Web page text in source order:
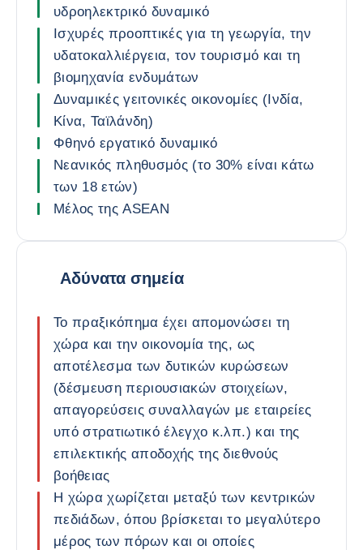
υδροηλεκτρικό δυναμικό
Ισχυρές προοπτικές για τη γεωργία, την
υδατοκαλλιέργεια, τον τουρισμό και τη
βιομηχανία ενδυμάτων
Δυναμικές γειτονικές οικονομίες (Ινδία,
Κίνα, Ταϊλάνδη)
Φθηνό εργατικό δυναμικό
Νεανικός πληθυσμός (το 30% είναι κάτω
των 18 ετών)
Μέλος της ASEAN
Αδύνατα σημεία
Το πραξικόπημα έχει απομονώσει τη
χώρα και την οικονομία της, ως
αποτέλεσμα των δυτικών κυρώσεων
(δέσμευση περιουσιακών στοιχείων,
απαγορεύσεις συναλλαγών με εταιρείες
υπό στρατιωτικό έλεγχο κ.λπ.) και της
επιλεκτικής αποδοχής της διεθνούς
βοήθειας
Η χώρα χωρίζεται μεταξύ των κεντρικών
πεδιάδων, όπου βρίσκεται το μεγαλύτερο
μέρος των πόρων και οι οποίες